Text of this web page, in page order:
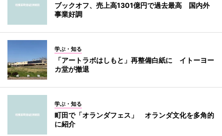
ブックオフ、売上高1301億円で過去最高 国内外
事業好調
学ぶ・知る
「アートラボはしもと」再整備白紙に イトーヨー
カ堂が撤退
学ぶ・知る
町田で「オランダフェス」 オランダ文化を多角的
に紹介